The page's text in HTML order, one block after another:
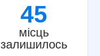
45
місць
залишилось